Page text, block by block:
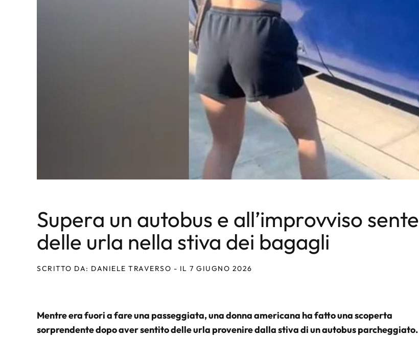
Supera un autobus e all’improvviso sente
delle urla nella stiva dei bagagli
SCRITTO DA: DANIELE TRAVERSO - IL 7 GIUGNO 2026
Mentre era fuori a fare una passeggiata, una donna americana ha fatto una scoperta
sorprendente dopo aver sentito delle urla provenire dalla stiva di un autobus parcheggiato.